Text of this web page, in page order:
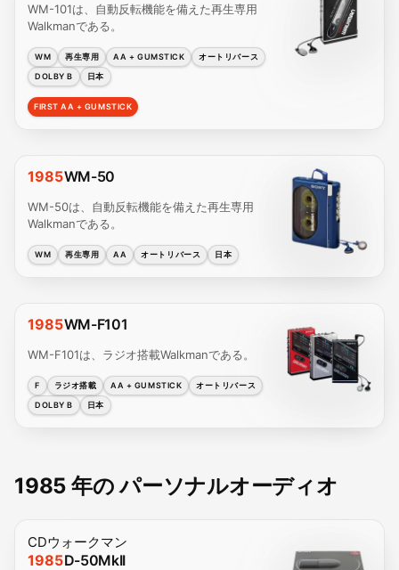
WM-101は、自動反転機能を備えた再生専用
Walkmanである。
WM 再生専用 AA + GUMSTICK
オートリバース
DOLBY B
日本
FIRST AA + GUMSTICK
1985WM-50
WM-50は、自動反転機能を備えた再生専用
Walkmanである。
WM 再生専用 AA オートリバース 日本
1985WM-F101
WM-F101は、ラジオ搭載Walkmanである。
F ラジオ搭載 AA + GUMSTICK
オートリバース
DOLBY B
日本
1985 年の パーソナルオーディオ
CDウォークマン
1985D-50MkII